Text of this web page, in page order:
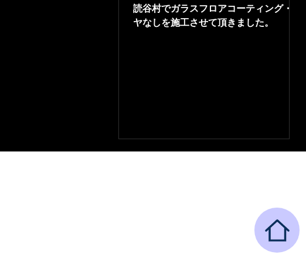
読谷村でガラスフロアコーティング・ツ
ヤなしを施工させて頂きました。